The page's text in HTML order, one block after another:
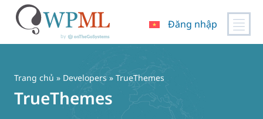
Đăng nhập
Trang chủ » Developers » TrueThemes
TrueThemes